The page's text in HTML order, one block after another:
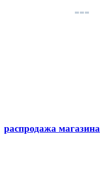
распродажа магазина